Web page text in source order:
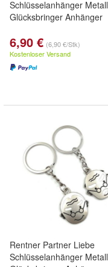
Schlüsselanhänger Metall
Glücksbringer Anhänger
6,90 € (6,90 €/Stk)
Kostenloser Versand
Rentner Partner Liebe
Schlüsselanhänger Metall